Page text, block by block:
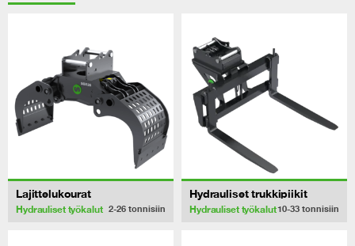
Lajittelukourat
Hydrauliset työkalut 2-26 tonnisiin
Hydrauliset trukkipiikit
Hydrauliset työkalut10-33 tonnisiin